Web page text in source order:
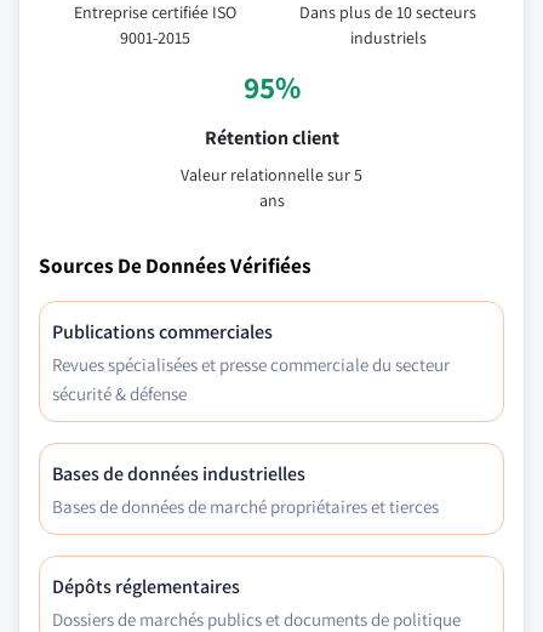
Entreprise certifiée ISO
9001-2015
Dans plus de 10 secteurs
industriels
95%
Rétention client
Valeur relationnelle sur 5
ans
Sources De Données Vérifiées
Publications commerciales
Revues spécialisées et presse commerciale du secteur
sécurité & défense
Bases de données industrielles
Bases de données de marché propriétaires et tierces
Dépôts réglementaires
Dossiers de marchés publics et documents de politique